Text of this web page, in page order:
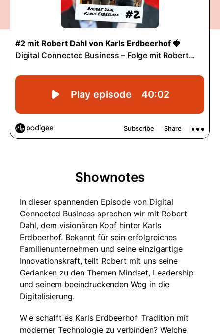
Shownotes
In dieser spannenden Episode von Digital
Connected Business sprechen wir mit Robert
Dahl, dem visionären Kopf hinter Karls
Erdbeerhof. Bekannt für sein erfolgreiches
Familienunternehmen und seine einzigartige
Innovationskraft, teilt Robert mit uns seine
Gedanken zu den Themen Mindset, Leadership
und seinem beeindruckenden Weg in die
Digitalisierung.
Wie schafft es Karls Erdbeerhof, Tradition mit
moderner Technologie zu verbinden? Welche